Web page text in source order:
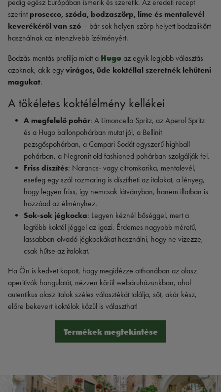
pedig egész Európában ismerik és szeretik. Az eredeti recept
szerint prosecco, szóda, bodzaszörp, lime és mentalevél
keverékéről van szó – bár sok helyen szörp helyett bodzalikőrt
használnak az intenzívebb ízélményért.
Bodzás-mentás profilja miatt a Hugo az egyik legjobb választás
azoknak, akik egy virágos, üde koktéllal szeretnék lehűteni
magukat.
A tökéletes koktélélmény kellékei
A megfelelő pohár: A Limoncello Spritz, az Aperol Spritz
és a Hugo ballonpohárban mutat jól, a Bellinit
pezsgőspohárban, a Campari Sodát egyszerű highball
pohárban, a Negronit old fashioned pohárban szolgálják fel.
Friss díszítés: Narancs- vagy citromkarika, mentalevél,
esetleg egy szál rozmaring is díszítheti az italokat, a lényeg,
hogy legyen friss, így nemcsak látványban, hanem illatban is
hozzáad az élményhez.
Sok-sok jégkocka: Legyen kéznél bőséggel, mert a
legtöbb koktél jéggel az igazi. Érdemes nagyobb méretű,
lassabban olvadó jégkockákat használni, hogy ne vizezze,
csak hűtse az italokat.
Ha Ön is kedvet kapott, hogy megidézze otthonában az olasz
aperitivók hangulatát, nézzen körül webáruházunkban, ahol
autentikus olasz italok széles választékát találja, sőt, akár kész,
előre bekevert koktélok közül is választhat!
Termékek megtekintése